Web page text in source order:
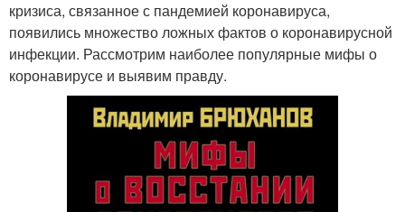
кризиса, связанное с пандемией коронавируса,
появились множество ложных фактов о коронавирусной
инфекции. Рассмотрим наиболее популярные мифы о
коронавирусе и выявим правду.